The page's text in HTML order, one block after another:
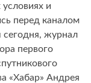
и
перед каналом
сегодня, журнал
первого
«Хабар» Андрея